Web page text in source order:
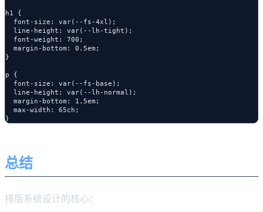
h1 {
  font-size: var(--fs-4xl);
  line-height: var(--lh-tight);
  font-weight: 700;
  margin-bottom: 0.5em;
}
p {
  font-size: var(--fs-base);
  line-height: var(--lh-normal);
  margin-bottom: 1.5em;
  max-width: 65ch;
总结
排版系统设计的核心：